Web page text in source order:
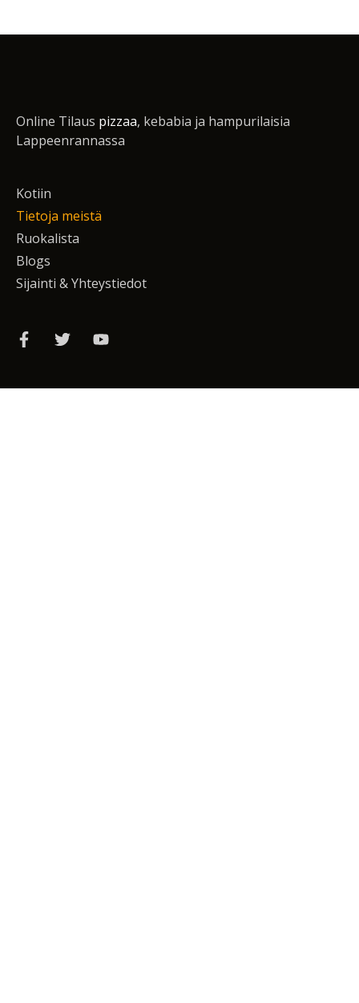
Online Tilaus pizzaa, kebabia ja hampurilaisia
Lappeenrannassa
Kotiin
Tietoja meistä
Ruokalista
Blogs
Sijainti & Yhteystiedot